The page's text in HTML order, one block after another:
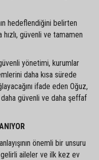
hedeflendiğini belirten
güvenli ve tamamen
yönetimi, kurumlar
daha kısa sürede
ifade eden Oğuz,
güvenli ve daha şeffaf
önemli bir unsuru
aileler ve ilk kez ev